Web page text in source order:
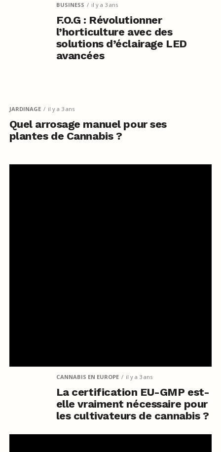
BUSINESS il y a 3 ans
F.O.G : Révolutionner
l’horticulture avec des
solutions d’éclairage LED
avancées
JARDINAGE il y a 3 ans
Quel arrosage manuel pour ses
plantes de Cannabis ?
CANNABIS EN EUROPE il y a 3 ans
La certification EU-GMP est-
elle vraiment nécessaire pour
les cultivateurs de cannabis ?